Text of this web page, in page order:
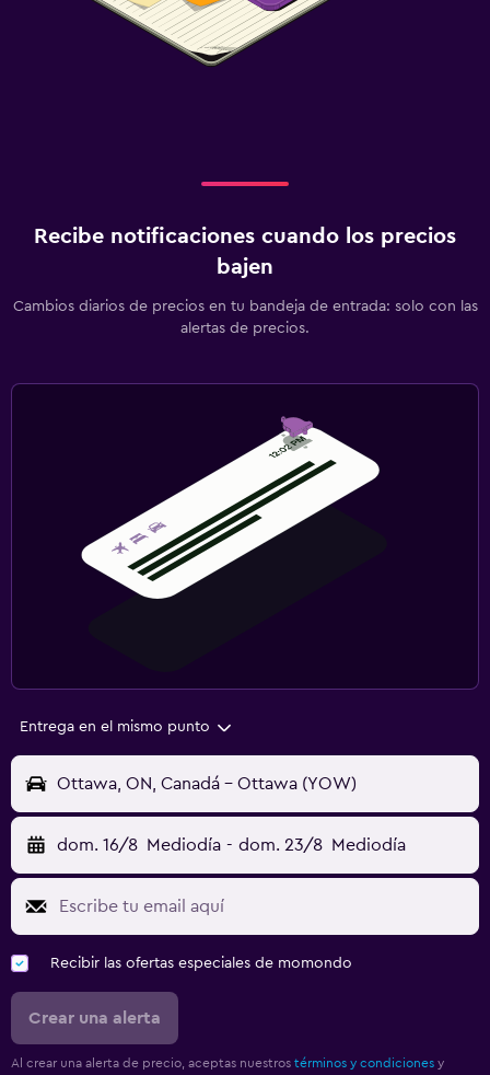
Recibe notificaciones cuando los precios
bajen
Cambios diarios de precios en tu bandeja de entrada: solo con las
alertas de precios.
Entrega en el mismo punto
Ottawa, ON, Canadá - Ottawa (YOW)
dom. 16/8 Mediodía - dom. 23/8 Mediodía
Recibir las ofertas especiales de momondo
Crear una alerta
Al crear una alerta de precio, aceptas nuestros términos y condiciones y